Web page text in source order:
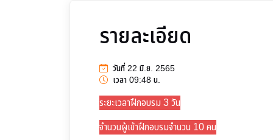
รายละเอียด
วันที่ 22 มิ.ย. 2565
เวลา 09:48 น.
ระยะเวลาฝึกอบรม 3 วัน
จำนวนผู้เข้าฝึกอบรมจำนวน 10 คน